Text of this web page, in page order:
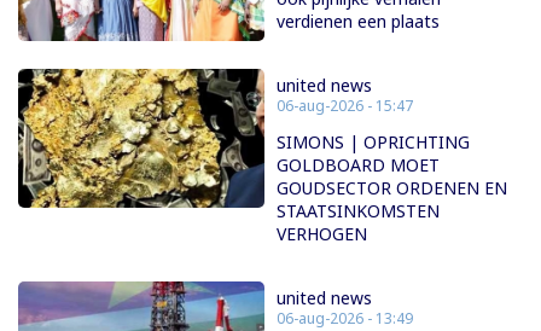
verdienen een plaats
united news
06-aug-2026 - 15:47
SIMONS | OPRICHTING
GOLDBOARD MOET
GOUDSECTOR ORDENEN EN
STAATSINKOMSTEN
VERHOGEN
united news
06-aug-2026 - 13:49